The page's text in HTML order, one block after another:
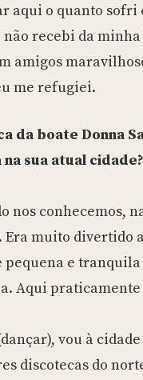
aqui o quanto sofri
não recebi da minha
amigos
me refugiei.
da boate Donna
sua atual cidade?
nos conhecemos,
Era muito divertido
pequena e tranquila
Aqui praticamente
vou à cidade
discotecas do